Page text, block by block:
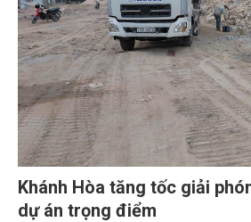
dân ven biển, hải đảo.
Khánh Hòa tăng tốc giải
dự án trọng điểm